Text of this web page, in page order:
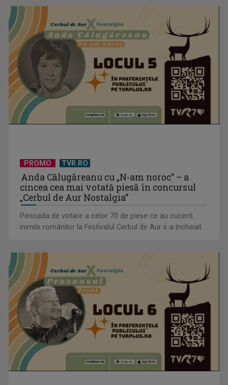
PROMO TVR.RO
Anda Călugăreanu cu „N-am noroc” – a
cincea cea mai votată piesă în concursul
„Cerbul de Aur Nostalgia”
Perioada de votare a celor 70 de piese ce au cucerit